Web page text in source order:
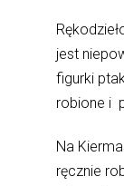
jest
figurki
robione i
Na
ręcznie